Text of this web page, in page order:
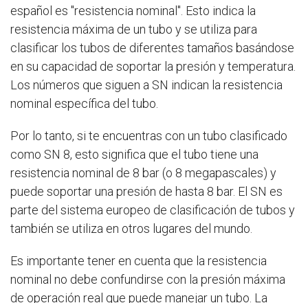
español es "resistencia nominal". Esto indica la
resistencia máxima de un tubo y se utiliza para
clasificar los tubos de diferentes tamaños basándose
en su capacidad de soportar la presión y temperatura.
Los números que siguen a SN indican la resistencia
nominal específica del tubo.
Por lo tanto, si te encuentras con un tubo clasificado
como SN 8, esto significa que el tubo tiene una
resistencia nominal de 8 bar (o 8 megapascales) y
puede soportar una presión de hasta 8 bar. El SN es
parte del sistema europeo de clasificación de tubos y
también se utiliza en otros lugares del mundo.
Es importante tener en cuenta que la resistencia
nominal no debe confundirse con la presión máxima
de operación real que puede manejar un tubo. La